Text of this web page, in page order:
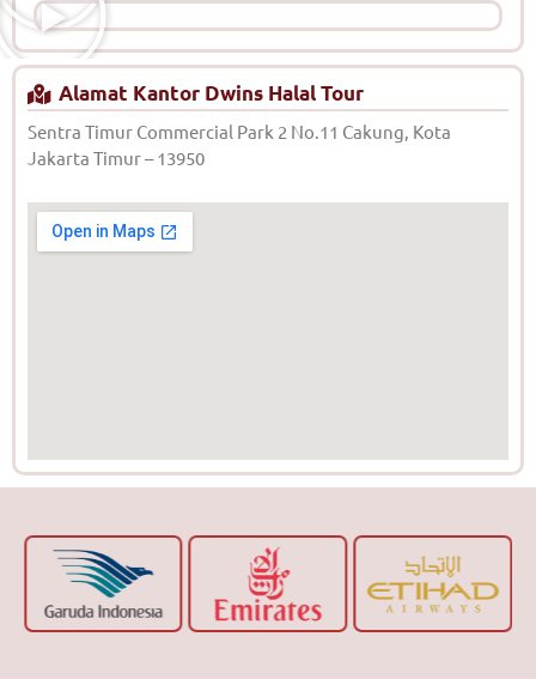
Alamat Kantor Dwins Halal Tour
Sentra Timur Commercial Park 2 No.11 Cakung, Kota
Jakarta Timur – 13950